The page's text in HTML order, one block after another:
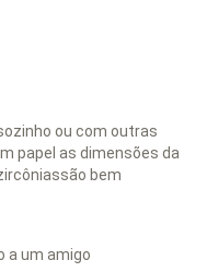
ou com outras
papel as dimensões da
bem
a um amigo